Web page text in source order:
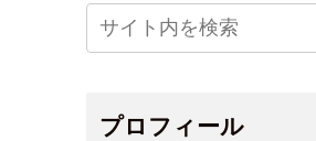
プロフィール